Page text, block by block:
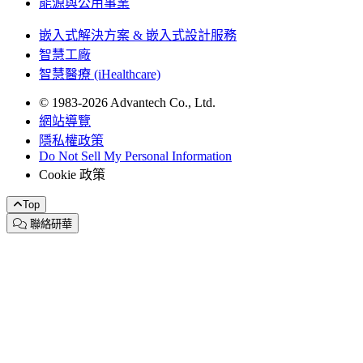
能源與公用事業
嵌入式解決方案 & 嵌入式設計服務
智慧工廠
智慧醫療 (iHealthcare)
© 1983-2026 Advantech Co., Ltd.
網站導覽
隱私權政策
Do Not Sell My Personal Information
Cookie 政策
Top
聯絡研華